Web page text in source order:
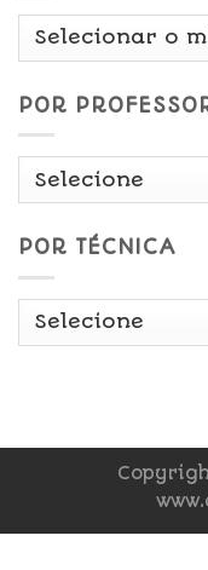
Por
POR
POR TÉCNICA